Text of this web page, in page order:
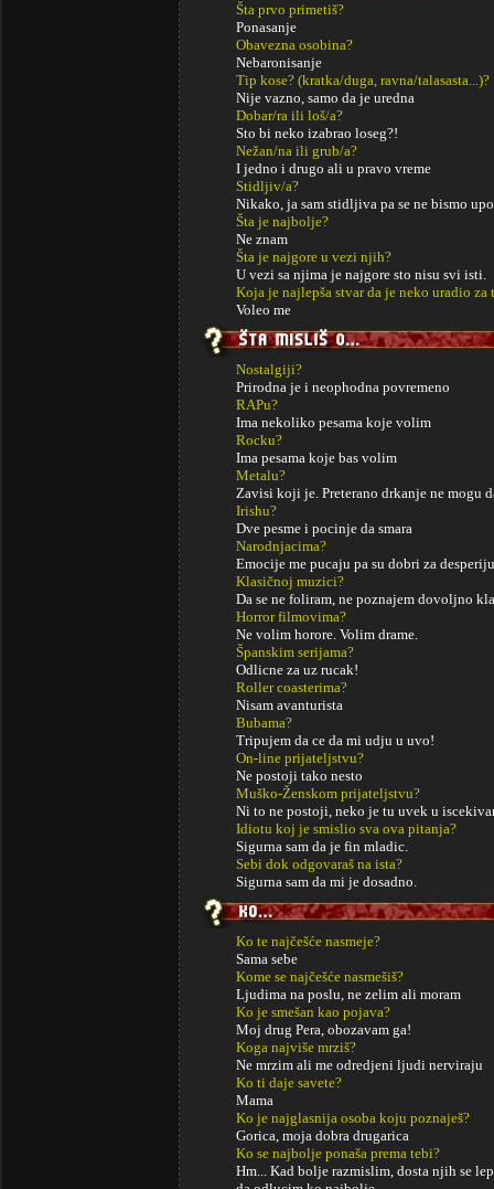
Šta prvo primetiš?
Ponasanje
Obavezna osobina?
Nebaronisanje
Tip kose? (kratka/duga, ravna/talasasta...)?
Nije vazno, samo da je uredna
Dobar/ra ili loš/a?
Sto bi neko izabrao loseg?!
Nežan/na ili grub/a?
I jedno i drugo ali u pravo vreme
Stidljiv/a?
Nikako, ja sam stidljiva pa se ne bismo
Šta je najbolje?
Ne znam
Šta je najgore u vezi njih?
U vezi sa njima je najgore sto nisu svi isti.
Koja je najlepša stvar da je neko uradio za
Voleo me
Nostalgiji?
Prirodna je i neophodna povremeno
RAPu?
Ima nekoliko pesama koje volim
Rocku?
Ima pesama koje bas volim
Metalu?
Zavisi koji je. Preterano drkanje ne mogu
Irishu?
Dve pesme i pocinje da smara
Narodnjacima?
Emocije me pucaju pa su dobri za
Klasičnoj muzici?
Da se ne foliram, ne poznajem dovoljno
Horror filmovima?
Ne volim horore. Volim drame.
Španskim serijama?
Odlicne za uz rucak!
Roller coasterima?
Nisam avanturista
Bubama?
Tripujem da ce da mi udju u uvo!
On-line prijateljstvu?
Ne postoji tako nesto
Muško-Ženskom prijateljstvu?
Ni to ne postoji, neko je tu uvek u
Idiotu koj je smislio sva ova pitanja?
Sigurna sam da je fin mladic.
Sebi dok odgovaraš na ista?
Sigurna sam da mi je dosadno.
Ko te najčešće nasmeje?
Sama sebe
Kome se najčešće nasmešiš?
Ljudima na poslu, ne zelim ali moram
Ko je smešan kao pojava?
Moj drug Pera, obozavam ga!
Koga najviše mrziš?
Ne mrzim ali me odredjeni ljudi nerviraju
Ko ti daje savete?
Mama
Ko je najglasnija osoba koju poznaješ?
Gorica, moja dobra drugarica
Ko se najbolje ponaša prema tebi?
Hm... Kad bolje razmislim, dosta njih se